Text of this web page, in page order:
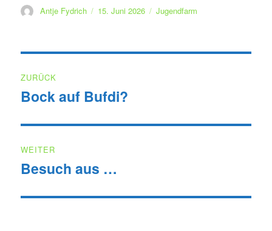
Autor
Antje Fydrich
Veröffentlicht
15. Juni 2026 Kategorien
Jugendfarm
ZURÜCK
Vorheriger
Bock auf Bufdi?
WEITER
Nächster
Besuch aus …